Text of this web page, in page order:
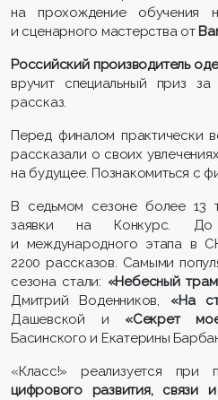
на прохождение обучения
и сценарного мастерства от
Российский производитель
вручит специальный приз
рассказ.
Перед финалом практически
рассказали о своих
на будущее. Познакомиться с
В седьмом сезоне более 13
заявки на Конкурс. До
и международного этапа в
2200 рассказов. Самыми
сезона стали: «Небесный
Дмитрий Воденников, «На
Дашевской и «Секрет
Басинского и Екатерины
«Класс!» реализуется при
цифрового развития, связи